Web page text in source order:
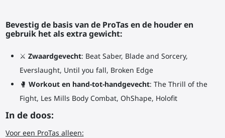
Bevestig de basis van de ProTas en de houder en
gebruik het als extra gewicht:
⚔ Zwaardgevecht: Beat Saber, Blade and Sorcery,
Everslaught, Until you fall, Broken Edge
🥊 Workout en hand-tot-handgevecht: The Thrill of the
Fight, Les Mills Body Combat, OhShape, Holofit
In de doos:
Voor een ProTas alleen: